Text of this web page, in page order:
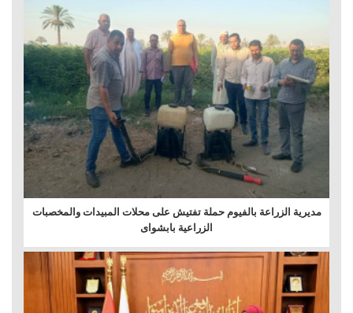
مديرية الزراعة بالفيوم حملة تفتيش على محلات المبيدات والمخصبات
الزراعية بابشواى